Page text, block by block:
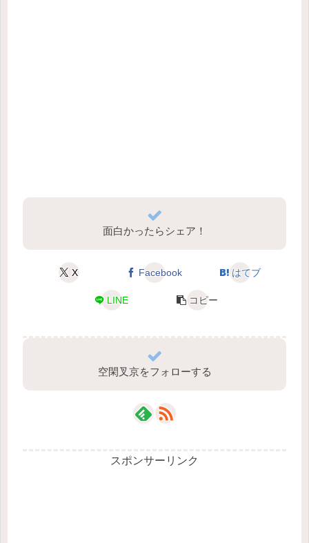
面白かったらシェア！
X Facebook はてブ
LINE コピー
空閑叉京をフォローする
スポンサーリンク